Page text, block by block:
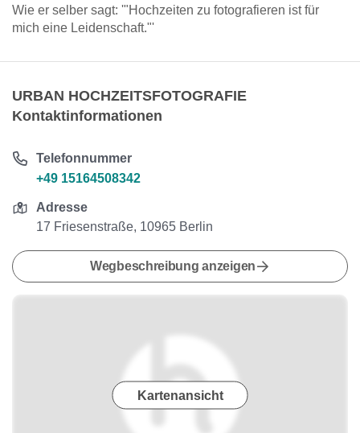
Wie er selber sagt: '"Hochzeiten zu fotografieren ist für
mich eine Leidenschaft."'
URBAN HOCHZEITSFOTOGRAFIE
Kontaktinformationen
Telefonnummer
+49 15164508342
Adresse
17 Friesenstraße, 10965 Berlin
Wegbeschreibung anzeigen
Kartenansicht